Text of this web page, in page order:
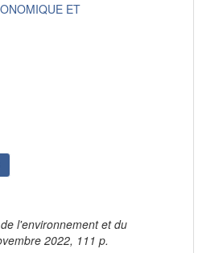
ET
l'environnement et du
2022, 111 p.